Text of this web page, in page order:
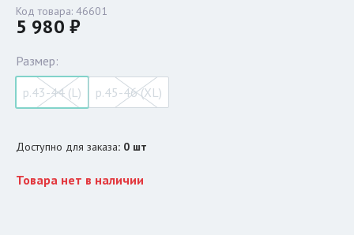
Код товара: 46601
5 980 ₽
Размер:
р.43-44 (L)
р.45-46 (XL)
Доступно для заказа: 0 шт
Товара нет в наличии